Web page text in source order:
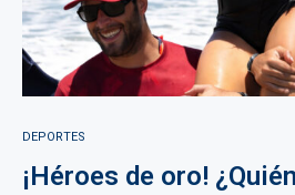
DEPORTES
¡Héroes de oro!